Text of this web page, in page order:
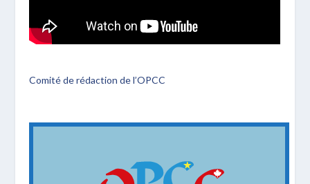
Comité de rédaction de l’OPCC